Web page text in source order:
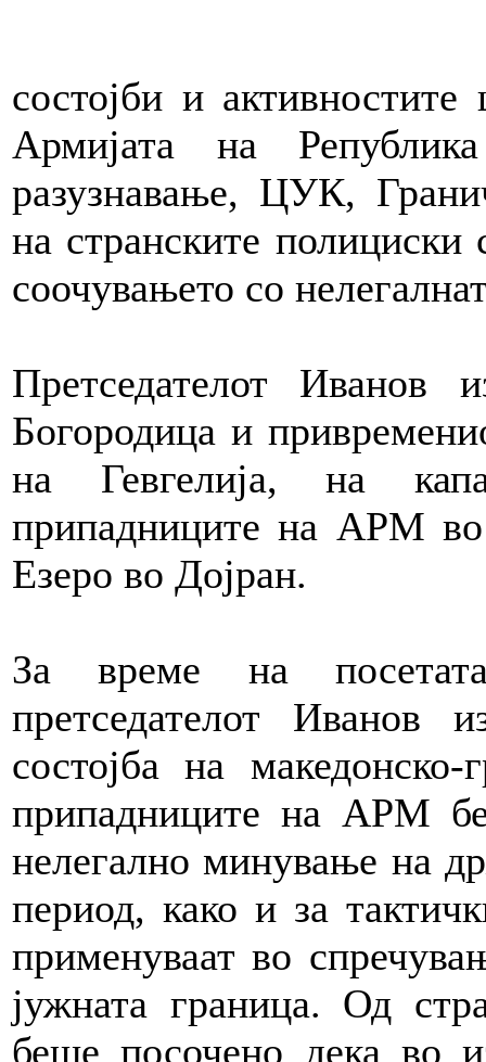
состојби и
Армијата на
разузнавање, ЦУК,
на странските полициски
соочувањето со
Претседателот Иванов
Богородица и
на Гевгелија, на
припадниците на АРМ во
Езеро во Дојран.
За време на
претседателот Иванов
состојба на
припадниците на АРМ
нелегално минување на
период, како и за
применуваат во
јужната граница. Од
беше посочено дека во